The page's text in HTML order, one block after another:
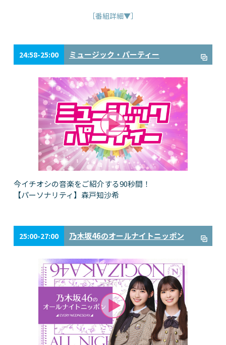
［番組詳細▼］
24:58-25:00 ミュージック・パーティー
今イチオシの音楽をご紹介する90秒間！
【パーソナリティ】森戸知沙希
25:00-27:00 乃木坂46のオールナイトニッポン